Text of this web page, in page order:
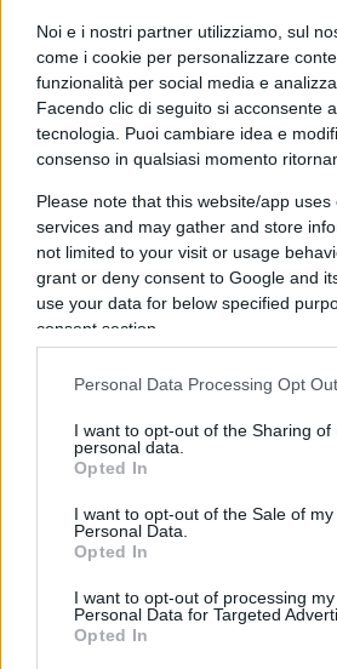
Noi e i nostri partner utilizziamo, sul
come i cookie per personalizzare
funzionalità per social media e
Facendo clic di seguito si acconsente
tecnologia. Puoi cambiare idea e
consenso in qualsiasi momento
Please note that this website/app
services and may gather and store
not limited to your visit or usage
grant or deny consent to Google and
use your data for below specified
consent section.
Personal Data Processing Opt
I want to opt-out of the Sharing of
personal data.
Opted In
I want to opt-out of the Sale of my
Personal Data.
Opted In
I want to opt-out of processing my
Personal Data for Targeted
Opted In
avvelenare il dibattito sulla
demElly Schleinha
“Io ho trovato estremamente
presidente del Consiglio
processo in corso, su questo
precedenti. La separazione
della democrazia da diversi
finta di non conoscerla”.
Leggi anche:
Salvini in carcere, una
Il lockdown cos’era?
Salis vuole abolire il
Salvini